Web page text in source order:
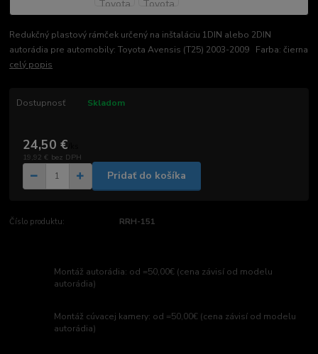
Redukčný plastový rámček určený na inštaláciu 1DIN alebo 2DIN
autorádia pre automobily: Toyota Avensis (T25) 2003-2009 Farba: čierna
celý popis
Dostupnosť Skladom
24,50 €
19,92 € bez DPH
Pridať do košíka
Číslo produktu: RRH-151
Montáž autorádia: od =50,00€ (cena závisí od modelu
autorádia)
Montáž cúvacej kamery: od =50,00€ (cena závisí od modelu
autorádia)